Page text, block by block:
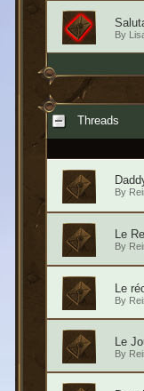
By
Threads
By
Le
By
Le
By
Le
By